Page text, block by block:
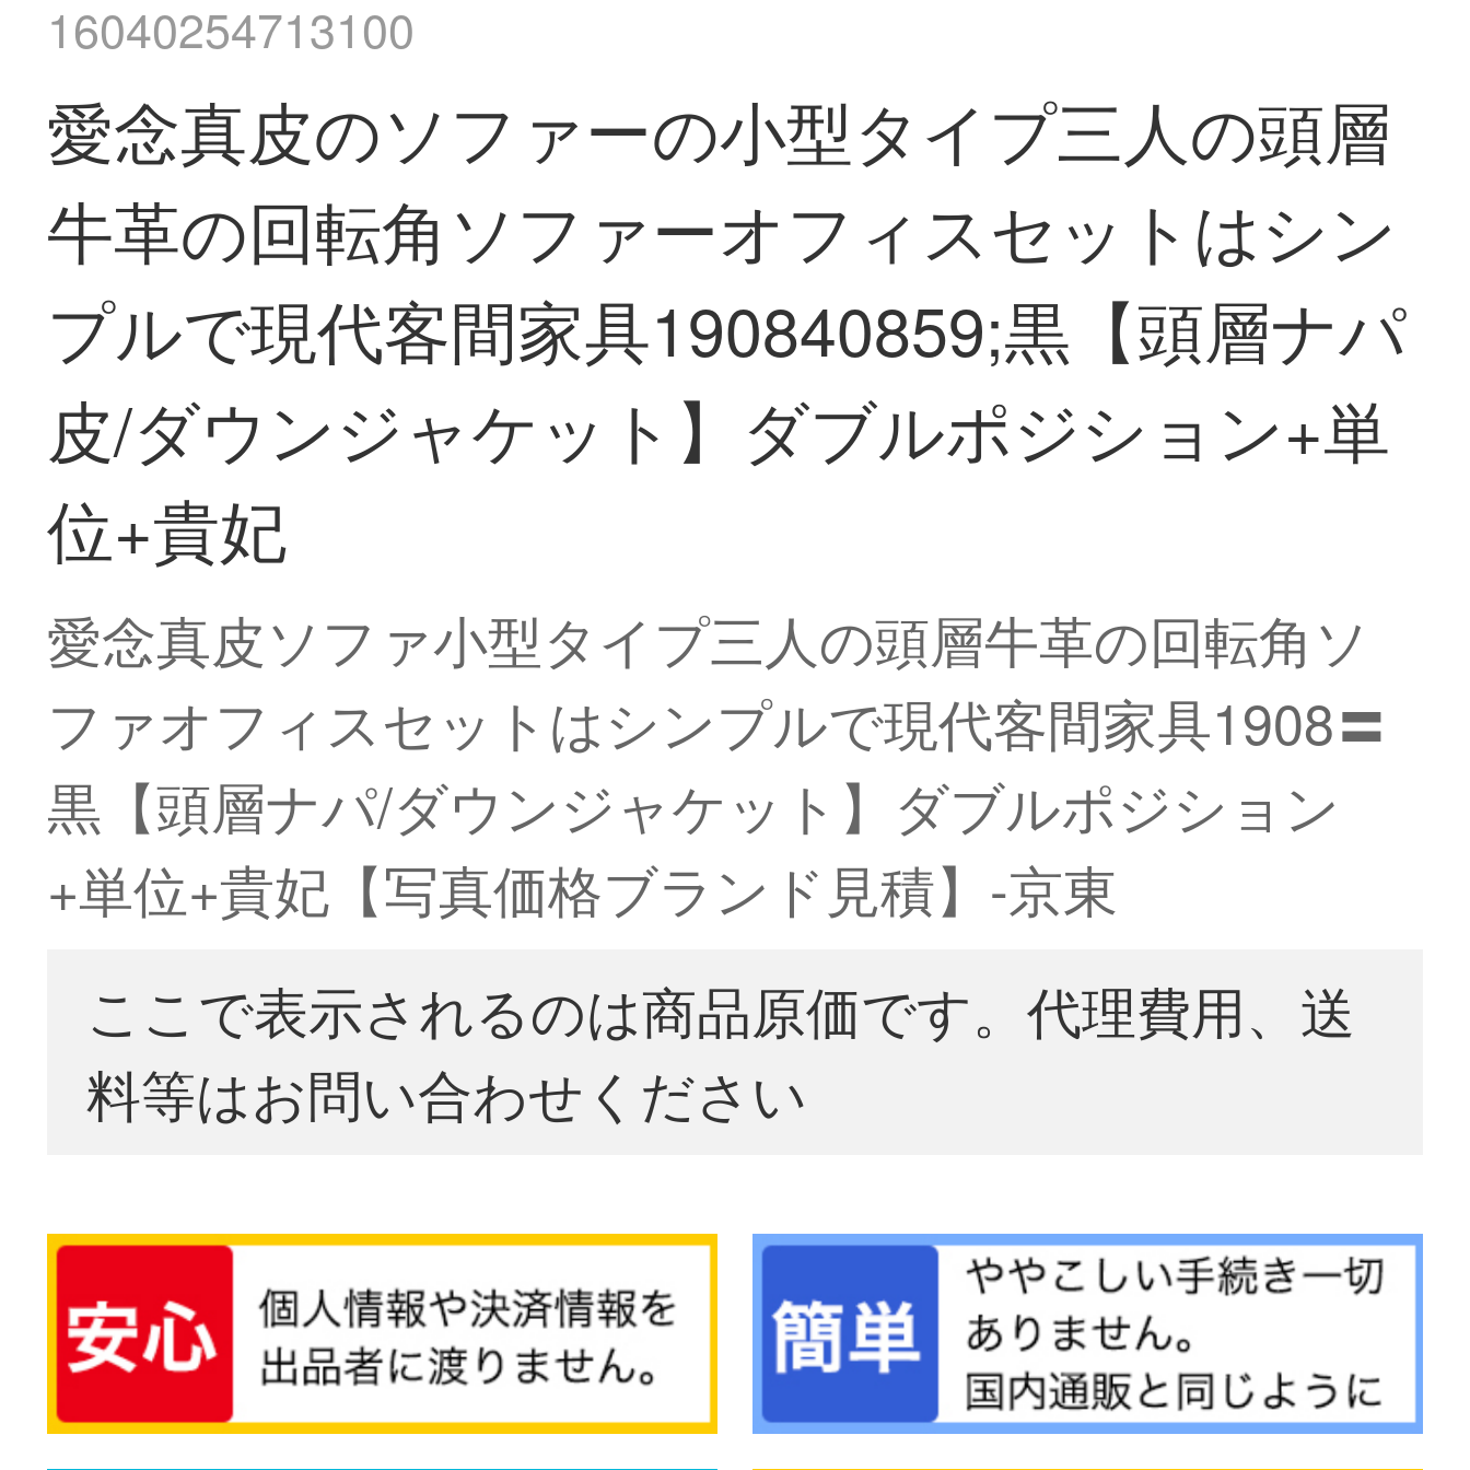
16040254713100
愛念真皮のソファーの小型タイプ三人の頭層
牛革の回転角ソファーオフィスセットはシン
プルで現代客間家具190840859;黒【頭層ナパ
皮/ダウンジャケット】ダブルポジション+単
位+貴妃
愛念真皮ソファ小型タイプ三人の頭層牛革の回転角ソ
ファオフィスセットはシンプルで現代客間家具1908〓
黒【頭層ナパ/ダウンジャケット】ダブルポジション
+単位+貴妃【写真価格ブランド見積】-京東
ここで表示されるのは商品原価です。代理費用、送
料等はお問い合わせください